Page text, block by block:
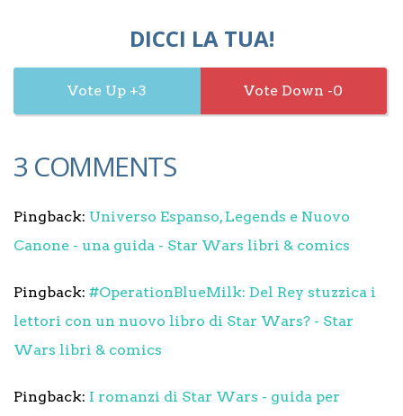
DICCI LA TUA!
3 0
3 COMMENTS
Pingback: Universo Espanso, Legends e Nuovo
Canone - una guida - Star Wars libri & comics
Pingback: #OperationBlueMilk: Del Rey stuzzica i
lettori con un nuovo libro di Star Wars? - Star
Wars libri & comics
Pingback: I romanzi di Star Wars - guida per